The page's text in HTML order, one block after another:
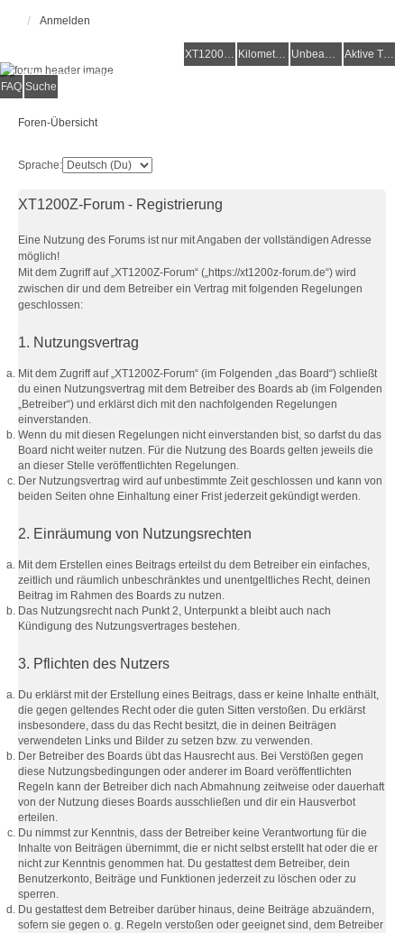
Anmelden
XT1200Z-Wiki Kilometerstatistik Unbeantwortete Themen Aktive Themen
Alles rund um die Yamaha XT1200Z Super Ténéré
FAQ Suche
Foren-Übersicht
Sprache:
XT1200Z-Forum - Registrierung
Eine Nutzung des Forums ist nur mit Angaben der vollständigen Adresse
möglich!
Mit dem Zugriff auf „XT1200Z-Forum“ („https://xt1200z-forum.de“) wird
zwischen dir und dem Betreiber ein Vertrag mit folgenden Regelungen
geschlossen:
1. Nutzungsvertrag
Mit dem Zugriff auf „XT1200Z-Forum“ (im Folgenden „das Board“) schließt
du einen Nutzungsvertrag mit dem Betreiber des Boards ab (im Folgenden
„Betreiber“) und erklärst dich mit den nachfolgenden Regelungen
einverstanden.
Wenn du mit diesen Regelungen nicht einverstanden bist, so darfst du das
Board nicht weiter nutzen. Für die Nutzung des Boards gelten jeweils die
an dieser Stelle veröffentlichten Regelungen.
Der Nutzungsvertrag wird auf unbestimmte Zeit geschlossen und kann von
beiden Seiten ohne Einhaltung einer Frist jederzeit gekündigt werden.
2. Einräumung von Nutzungsrechten
Mit dem Erstellen eines Beitrags erteilst du dem Betreiber ein einfaches,
zeitlich und räumlich unbeschränktes und unentgeltliches Recht, deinen
Beitrag im Rahmen des Boards zu nutzen.
Das Nutzungsrecht nach Punkt 2, Unterpunkt a bleibt auch nach
Kündigung des Nutzungsvertrages bestehen.
3. Pflichten des Nutzers
Du erklärst mit der Erstellung eines Beitrags, dass er keine Inhalte enthält,
die gegen geltendes Recht oder die guten Sitten verstoßen. Du erklärst
insbesondere, dass du das Recht besitzt, die in deinen Beiträgen
verwendeten Links und Bilder zu setzen bzw. zu verwenden.
Der Betreiber des Boards übt das Hausrecht aus. Bei Verstößen gegen
diese Nutzungsbedingungen oder anderer im Board veröffentlichten
Regeln kann der Betreiber dich nach Abmahnung zeitweise oder dauerhaft
von der Nutzung dieses Boards ausschließen und dir ein Hausverbot
erteilen.
Du nimmst zur Kenntnis, dass der Betreiber keine Verantwortung für die
Inhalte von Beiträgen übernimmt, die er nicht selbst erstellt hat oder die er
nicht zur Kenntnis genommen hat. Du gestattest dem Betreiber, dein
Benutzerkonto, Beiträge und Funktionen jederzeit zu löschen oder zu
sperren.
Du gestattest dem Betreiber darüber hinaus, deine Beiträge abzuändern,
sofern sie gegen o. g. Regeln verstoßen oder geeignet sind, dem Betreiber